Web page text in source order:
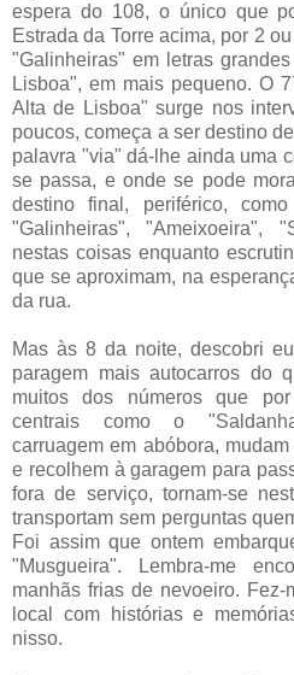
espera do 108, o único que
Estrada da Torre acima, por 2
"Galinheiras" em letras
Lisboa", em mais pequeno. O
Alta de Lisboa" surge nos
poucos, começa a ser destino
palavra "via" dá-lhe ainda uma
se passa, e onde se pode
destino final, periférico,
"Galinheiras", "Ameixoeira",
nestas coisas enquanto
que se aproximam, na
da rua.
Mas às 8 da noite, descobri
paragem mais autocarros do
muitos dos números que
centrais como o
carruagem em abóbora,
e recolhem à garagem para
fora de serviço, tornam-se
transportam sem perguntas
Foi assim que ontem
"Musgueira". Lembra-me
manhãs frias de nevoeiro.
local com histórias e
nisso.